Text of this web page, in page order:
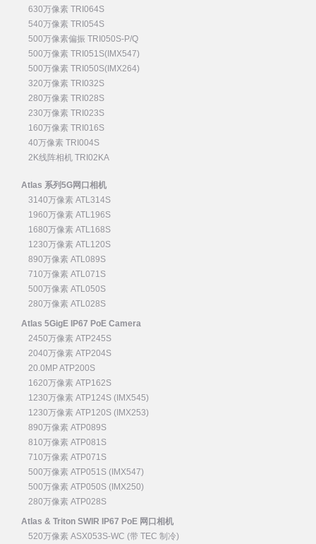
630万像素 TRI064S
540万像素 TRI054S
500万像素偏振 TRI050S-P/Q
500万像素 TRI051S(IMX547)
500万像素 TRI050S(IMX264)
320万像素 TRI032S
280万像素 TRI028S
230万像素 TRI023S
160万像素 TRI016S
40万像素 TRI004S
2K线阵相机 TRI02KA
Atlas 系列5G网口相机
3140万像素 ATL314S
1960万像素 ATL196S
1680万像素 ATL168S
1230万像素 ATL120S
890万像素 ATL089S
710万像素 ATL071S
500万像素 ATL050S
280万像素 ATL028S
Atlas 5GigE IP67 PoE Camera
2450万像素 ATP245S
2040万像素 ATP204S
20.0MP ATP200S
1620万像素 ATP162S
1230万像素 ATP124S (IMX545)
1230万像素 ATP120S (IMX253)
890万像素 ATP089S
810万像素 ATP081S
710万像素 ATP071S
500万像素 ATP051S (IMX547)
500万像素 ATP050S (IMX250)
280万像素 ATP028S
Atlas & Triton SWIR IP67 PoE 网口相机
520万像素 ASX053S-WC (带 TEC 制冷)